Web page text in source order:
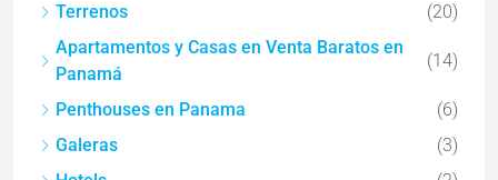
Terrenos
(20)
Apartamentos y Casas en Venta Baratos en
Panamá
(14)
Penthouses en Panama
(6)
Galeras
(3)